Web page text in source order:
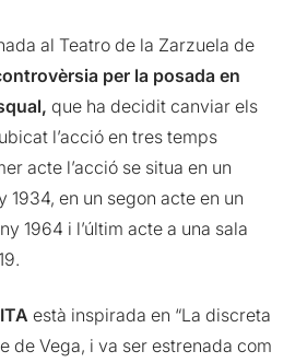
al Teatro de la Zarzuela de
per la posada en
que ha decidit canviar els
l’acció en tres temps
acte l’acció se situa en un
1934, en un segon acte en un
1964 i l’últim acte a una sala
està inspirada en “La discreta
de Vega, i va ser estrenada com